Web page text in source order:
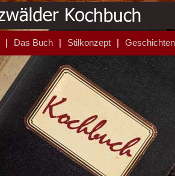
Das Buch Stilkonzept Geschichten